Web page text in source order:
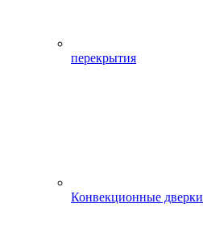
перекрытия
Конвекционные дверки